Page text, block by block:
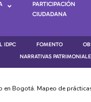
PARTICIPACIÓN
CIUDADANA
IDPC FOMENTO
NARRATIVAS
Bogotá. Mapeo de